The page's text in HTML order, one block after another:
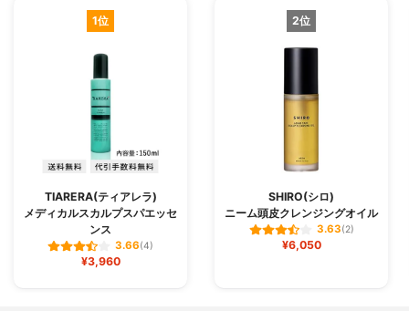
1位
TIARERA(ティアレラ)
メディカルスカルプスパエッセ
ンス
3.66(4)
¥3,960
2位
SHIRO(シロ)
ニーム頭皮クレンジングオイル
3.63(2)
¥6,050